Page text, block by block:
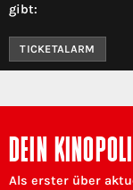
gibt:
TICKETALARM
DEIN
Als erster über